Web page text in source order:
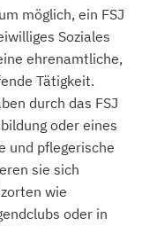
möglich, ein FSJ
Soziales
ehrenamtliche,
Tätigkeit.
durch das FSJ
oder eines
und pflegerische
sie sich
wie
oder in